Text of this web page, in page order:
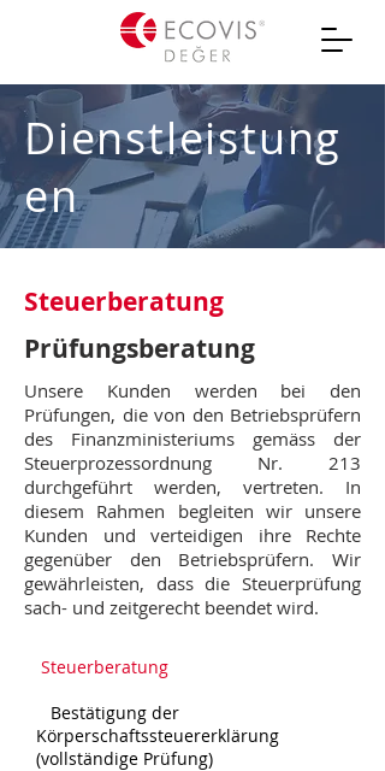
Dienstleistung
en
Steuerberatung
Steuerberatung
Bestätigung der
Körperschaftssteuererklärung
(vollständige Prüfung)
Prüfungsberatung
Unsere Kunden werden bei den
Prüfungen, die von den Betriebsprüfern
des Finanzministeriums gemäss der
Steuerprozessordnung Nr. 213
durchgeführt werden, vertreten. In
diesem Rahmen begleiten wir unsere
Kunden und verteidigen ihre Rechte
gegenüber den Betriebsprüfern. Wir
gewährleisten, dass die Steuerprüfung
sach- und zeitgerecht beendet wird.